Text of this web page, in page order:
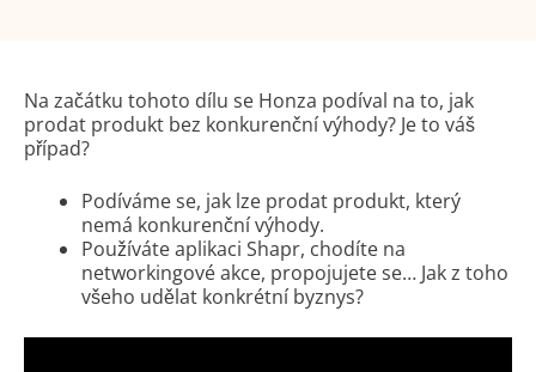
Na začátku tohoto dílu se Honza podíval na to, jak
prodat produkt bez konkurenční výhody? Je to váš
případ?
Podíváme se, jak lze prodat produkt, který
nemá konkurenční výhody.
Používáte aplikaci Shapr, chodíte na
networkingové akce, propojujete se… Jak z toho
všeho udělat konkrétní byznys?